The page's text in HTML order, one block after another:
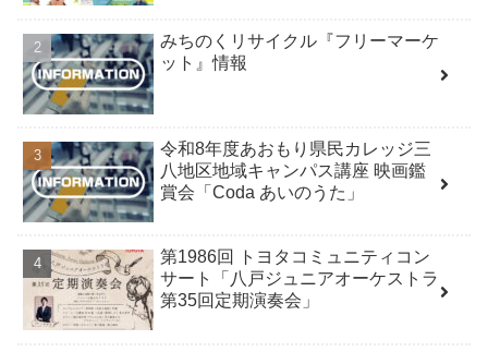
みちのくリサイクル『フリーマーケ
ット』情報
令和8年度あおもり県民カレッジ三
八地区地域キャンパス講座 映画鑑
賞会「Coda あいのうた」
第1986回 トヨタコミュニティコン
サート「八戸ジュニアオーケストラ
第35回定期演奏会」